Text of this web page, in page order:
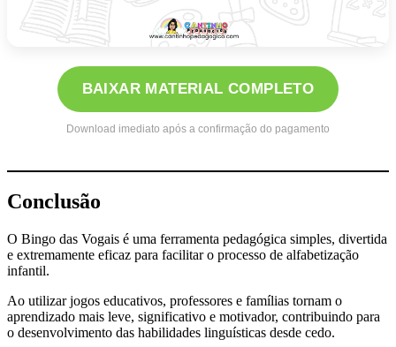
BAIXAR MATERIAL COMPLETO
Download imediato após a confirmação do pagamento
Conclusão
O Bingo das Vogais é uma ferramenta pedagógica simples, divertida
e extremamente eficaz para facilitar o processo de alfabetização
infantil.
Ao utilizar jogos educativos, professores e famílias tornam o
aprendizado mais leve, significativo e motivador, contribuindo para
o desenvolvimento das habilidades linguísticas desde cedo.